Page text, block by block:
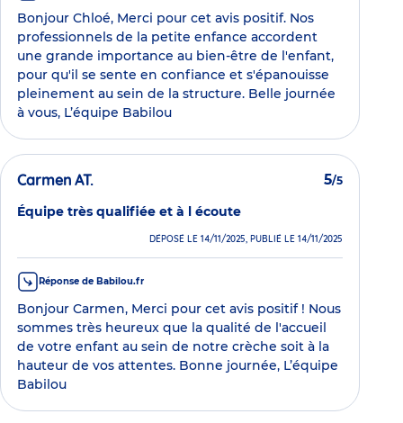
Bonjour Chloé, Merci pour cet avis positif. Nos
professionnels de la petite enfance accordent
une grande importance au bien-être de l'enfant,
pour qu'il se sente en confiance et s'épanouisse
pleinement au sein de la structure. Belle journée
à vous, L’équipe Babilou
Carmen AT. 5/5
Équipe très qualifiée et à l écoute
DÉPOSÉ LE 14/11/2025, PUBLIÉ LE 14/11/2025
Réponse de Babilou.fr
Bonjour Carmen, Merci pour cet avis positif ! Nous
sommes très heureux que la qualité de l'accueil
de votre enfant au sein de notre crèche soit à la
hauteur de vos attentes. Bonne journée, L’équipe
Babilou